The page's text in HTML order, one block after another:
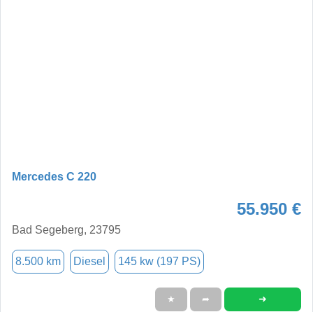
Mercedes C 220
55.950 €
Bad Segeberg, 23795
8.500 km Diesel 145 kw (197 PS)
★ ➦ ➜